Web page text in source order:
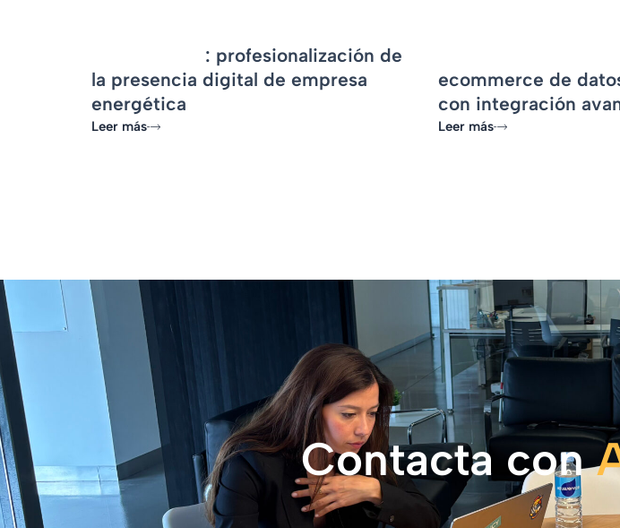
: profesionalización de
la presencia digital de empresa
energética
Leer más
ecommerce de
con integración
Leer más
Contacta con